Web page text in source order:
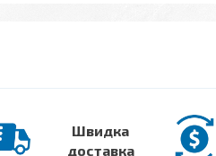
Швидка
доставка